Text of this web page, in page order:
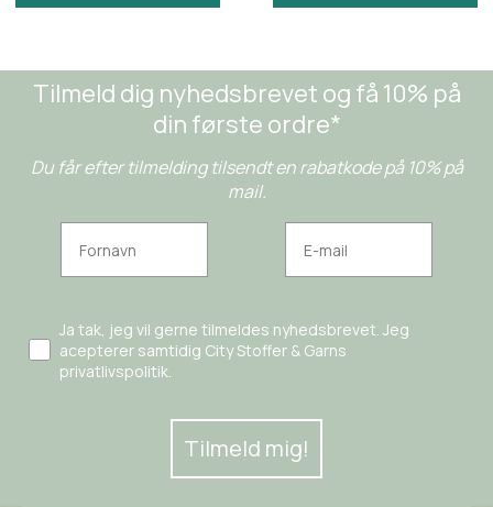
Tilmeld dig nyhedsbrevet og få 10% på
din første ordre*
Du får efter tilmelding tilsendt en rabatkode på 10% på
mail.
Ja tak, jeg vil gerne tilmeldes nyhedsbrevet. Jeg
acepterer samtidig City Stoffer & Garns
privatlivspolitik.
Tilmeld mig!